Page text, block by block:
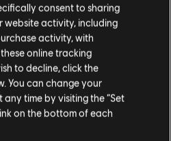
,Кооператив
Reserved. Skull and Bones, Ubisoft, and the
trademarks of Ubisoft Entertainment in the
більше
for this game:
магазин, аби зробити
магазині
місцезнаходження
consent to sharing
activity, including
activity, with
online tracking
to decline, click the
You can change your
time by visiting the “Set
on the bottom of each